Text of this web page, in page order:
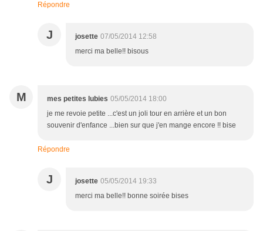
Répondre
J josette 07/05/2014 12:58
merci ma belle!! bisous
M mes petites lubies 05/05/2014 18:00
je me revoie petite ...c'est un joli tour en arrière et un bon
souvenir d'enfance ...bien sur que j'en mange encore !! bise
Répondre
J josette 05/05/2014 19:33
merci ma belle!! bonne soirée bises